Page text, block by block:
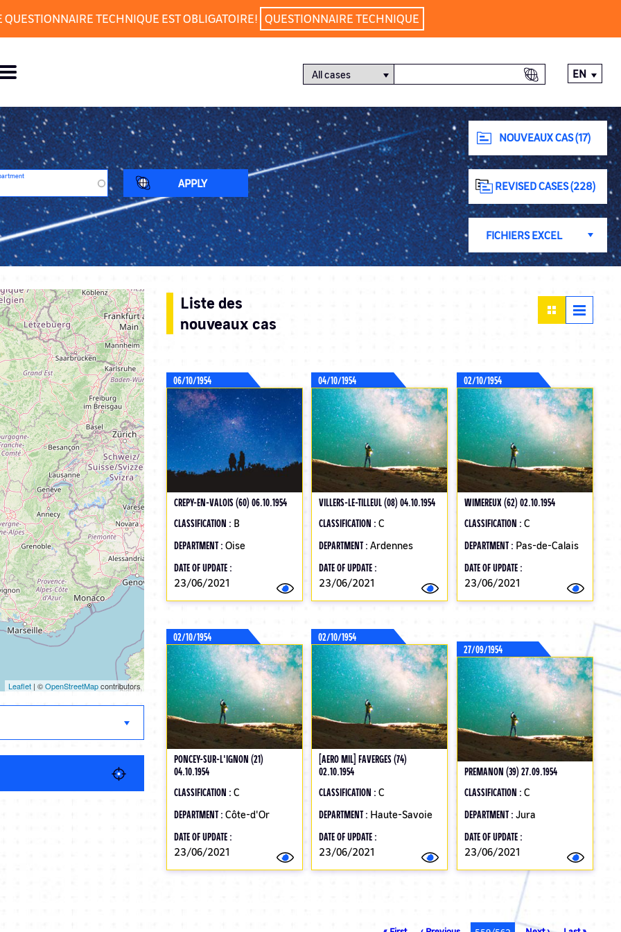
TECHNIQUE EST OBLIGATOIRE! QUESTIONNAIRE TECHNIQUE
EN
NOUVEAUX CAS (17)
REVISED CASES (228)
Leaflet | ©OpenStreetMapcontributors
Liste des
nouveaux cas
06/10/1954
CREPY-EN-VALOIS (60) 06.10.1954
CLASSIFICATION : B
DEPARTMENT : Oise
DATE OF UPDATE :
23/06/2021
04/10/1954
VILLERS-LE-TILLEUL (08) 04.10.1954
CLASSIFICATION :C
DEPARTMENT :Ardennes
DATE OF UPDATE :
23/06/2021
02/10/1954
WIMEREUX (62) 02.10.1954
CLASSIFICATION : C
DEPARTMENT : Pas-de-Calais
DATE OF UPDATE :
23/06/2021
02/10/1954
PONCEY-SUR-L'IGNON (21)
04.10.1954
CLASSIFICATION : C
DEPARTMENT : Côte-d'Or
DATE OF UPDATE :
23/06/2021
02/10/1954
[AERO MIL] FAVERGES (74)
02.10.1954
CLASSIFICATION :C
DEPARTMENT : Haute-Savoie
DATE OF UPDATE :
23/06/2021
27/09/1954
PREMANON (39) 27.09.1954
CLASSIFICATION : C
DEPARTMENT : Jura
DATE OF UPDATE :
23/06/2021